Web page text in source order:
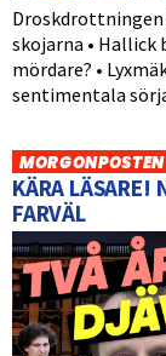
Droskdrottningen
skojarna • Hallick
mördare? •
sentimentala
KÄRA LÄSARE!
FARVÄL